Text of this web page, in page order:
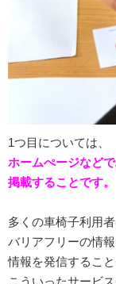
1つ目については、
ホームぺージなど
掲載することです。
多くの車椅子利用
バリアフリーの情
情報を発信すること
こういったサービ